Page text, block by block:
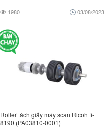
1980 03/08/2023
Roller tách giấy máy scan Ricoh fi-
8190 (PA03810-0001)